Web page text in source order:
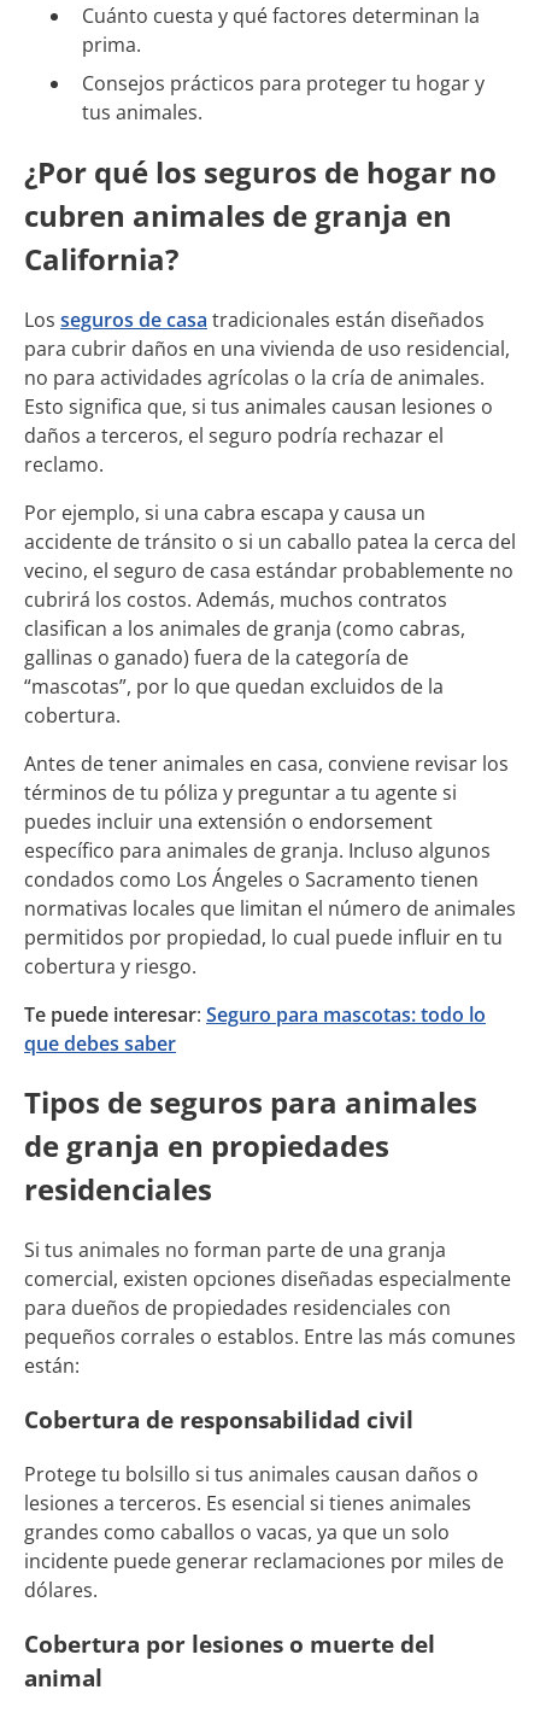
Cuánto cuesta y qué factores determinan la
prima.
Consejos prácticos para proteger tu hogar y
tus animales.
¿Por qué los seguros de hogar no
cubren animales de granja en
California?
Los seguros de casa tradicionales están diseñados
para cubrir daños en una vivienda de uso residencial,
no para actividades agrícolas o la cría de animales.
Esto significa que, si tus animales causan lesiones o
daños a terceros, el seguro podría rechazar el
reclamo.
Por ejemplo, si una cabra escapa y causa un
accidente de tránsito o si un caballo patea la cerca del
vecino, el seguro de casa estándar probablemente no
cubrirá los costos. Además, muchos contratos
clasifican a los animales de granja (como cabras,
gallinas o ganado) fuera de la categoría de
“mascotas”, por lo que quedan excluidos de la
cobertura.
Antes de tener animales en casa, conviene revisar los
términos de tu póliza y preguntar a tu agente si
puedes incluir una extensión o endorsement
específico para animales de granja. Incluso algunos
condados como Los Ángeles o Sacramento tienen
normativas locales que limitan el número de animales
permitidos por propiedad, lo cual puede influir en tu
cobertura y riesgo.
Te puede interesar: Seguro para mascotas: todo lo
que debes saber
Tipos de seguros para animales
de granja en propiedades
residenciales
Si tus animales no forman parte de una granja
comercial, existen opciones diseñadas especialmente
para dueños de propiedades residenciales con
pequeños corrales o establos. Entre las más comunes
están:
Cobertura de responsabilidad civil
Protege tu bolsillo si tus animales causan daños o
lesiones a terceros. Es esencial si tienes animales
grandes como caballos o vacas, ya que un solo
incidente puede generar reclamaciones por miles de
dólares.
Cobertura por lesiones o muerte del
animal